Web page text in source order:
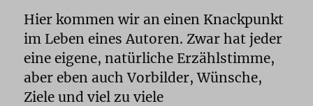
Hier kommen wir an einen Knackpunkt
im Leben eines Autoren. Zwar hat jeder
eine eigene, natürliche Erzählstimme,
aber eben auch Vorbilder, Wünsche,
Ziele und viel zu viele